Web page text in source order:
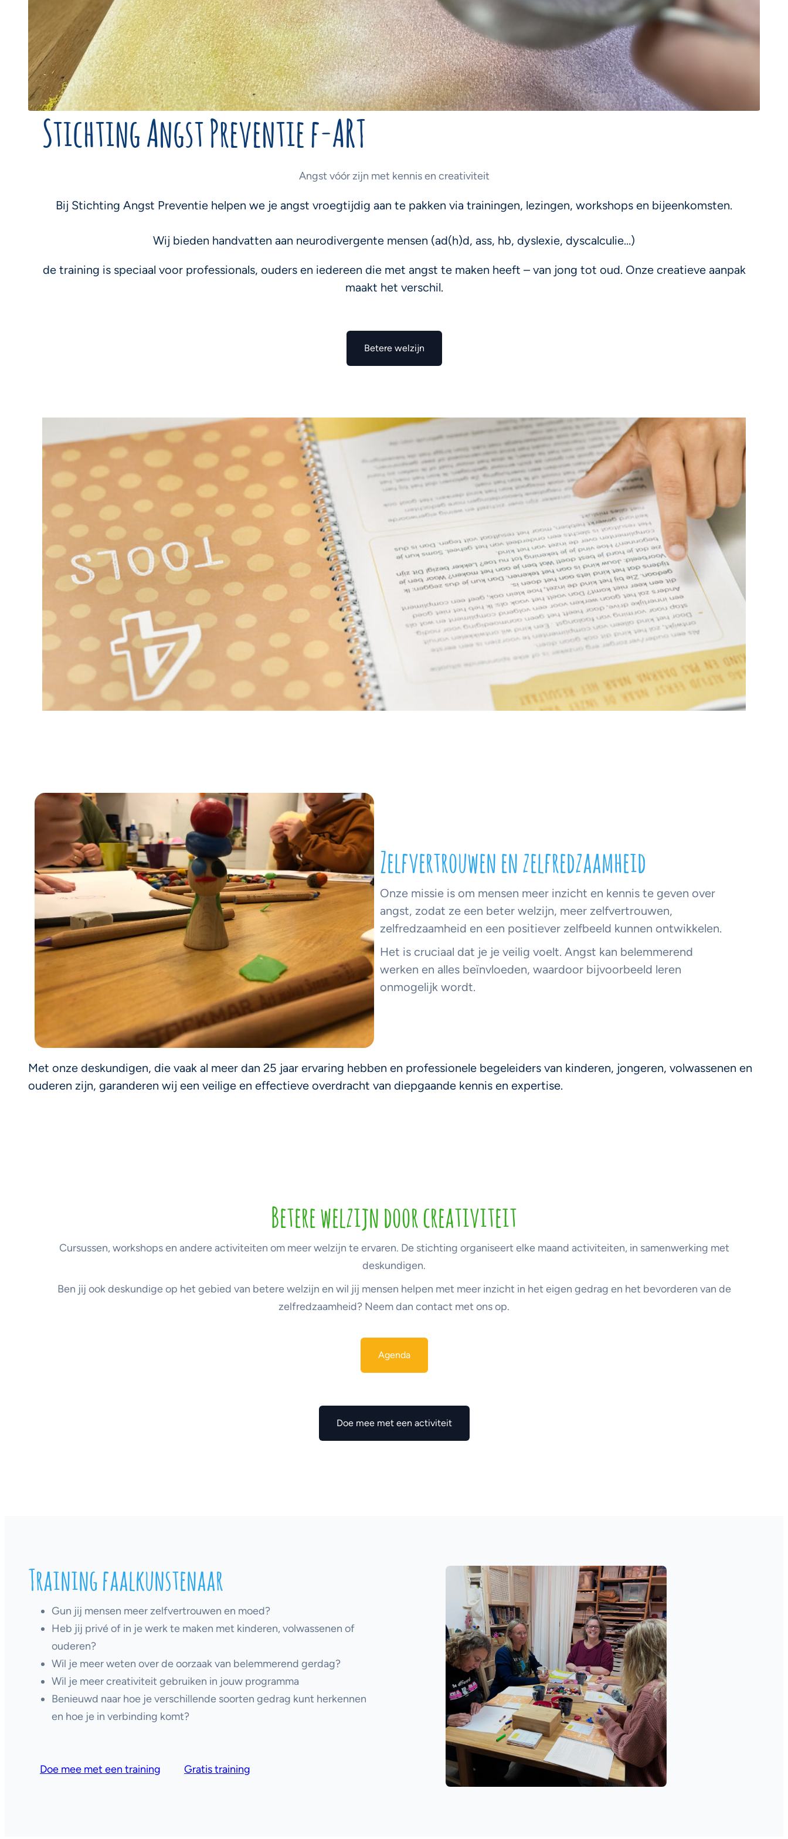
Stichting Angst Preventie f-ART
Angst vóór zijn met kennis en creativiteit
Bij Stichting Angst Preventie helpen we je angst vroegtijdig aan te pakken via trainingen, lezingen, workshops en bijeenkomsten.
Wij bieden handvatten aan neurodivergente mensen (ad(h)d, ass, hb, dyslexie, dyscalculie…)
de training is speciaal voor professionals, ouders en iedereen die met angst te maken heeft – van jong tot oud. Onze creatieve aanpak
maakt het verschil.
Betere welzijn
Zelfvertrouwen en zelfredzaamheid
Onze missie is om mensen meer inzicht en kennis te geven over
angst, zodat ze een beter welzijn, meer zelfvertrouwen,
zelfredzaamheid en een positiever zelfbeeld kunnen ontwikkelen.
Het is cruciaal dat je je veilig voelt. Angst kan belemmerend
werken en alles beïnvloeden, waardoor bijvoorbeeld leren
onmogelijk wordt.
Met onze deskundigen, die vaak al meer dan 25 jaar ervaring hebben en professionele begeleiders van kinderen, jongeren, volwassenen en
ouderen zijn, garanderen wij een veilige en effectieve overdracht van diepgaande kennis en expertise.
Betere welzijn door creativiteit
Cursussen, workshops en andere activiteiten om meer welzijn te ervaren. De stichting organiseert elke maand activiteiten, in samenwerking met
deskundigen.
Ben jij ook deskundige op het gebied van betere welzijn en wil jij mensen helpen met meer inzicht in het eigen gedrag en het bevorderen van de
zelfredzaamheid? Neem dan contact met ons op.
Agenda
Doe mee met een activiteit
Training faalkunstenaar
Gun jij mensen meer zelfvertrouwen en moed?
Heb jij privé of in je werk te maken met kinderen, volwassenen of
ouderen?
Wil je meer weten over de oorzaak van belemmerend gerdag?
Wil je meer creativiteit gebruiken in jouw programma
Benieuwd naar hoe je verschillende soorten gedrag kunt herkennen
en hoe je in verbinding komt?
Doe mee met een training Gratis training